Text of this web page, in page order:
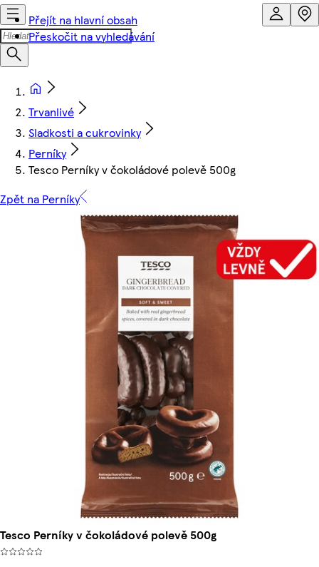
Přejít na hlavní obsah
Přeskočit na vyhledávání
Trvanlivé
Sladkosti a cukrovinky
Perníky
Tesco Perníky v čokoládové polevě 500g
Zpět na Perníky
Tesco Perníky v čokoládové polevě 500g